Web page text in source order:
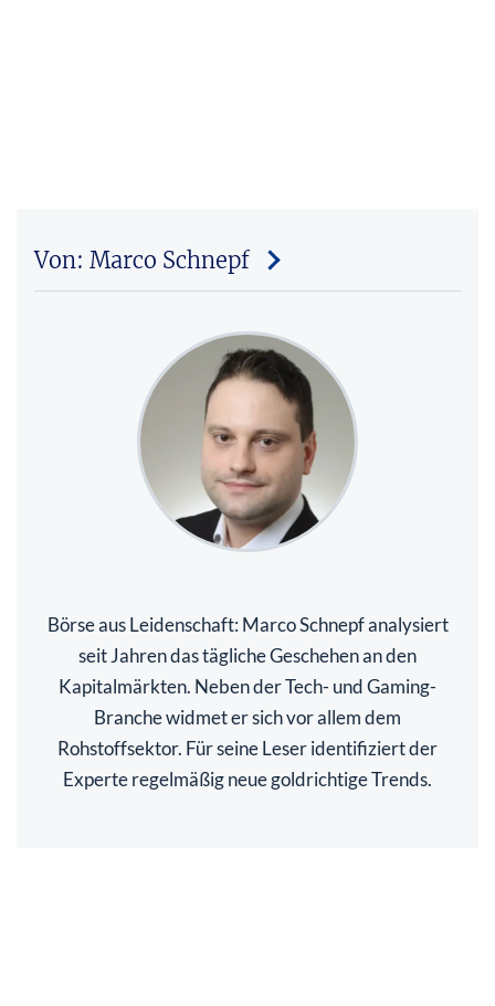
Von: Marco Schnepf
Börse aus Leidenschaft: Marco Schnepf analysiert
seit Jahren das tägliche Geschehen an den
Kapitalmärkten. Neben der Tech- und Gaming-
Branche widmet er sich vor allem dem
Rohstoffsektor. Für seine Leser identifiziert der
Experte regelmäßig neue goldrichtige Trends.